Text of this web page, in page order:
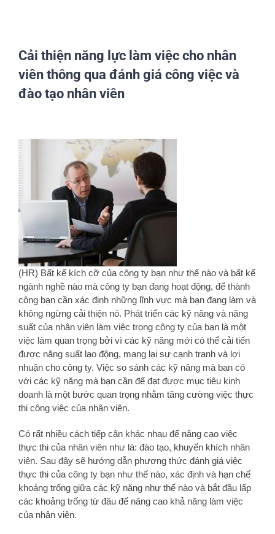
Cải thiện năng lực làm việc cho nhân
viên thông qua đánh giá công việc và
đào tạo nhân viên
Larger
Image
(HR) Bất kể kích cỡ của công ty bạn như thế nào và bất kể
ngành nghề nào mà công ty bạn đang hoạt động, để thành
công bạn cần xác định những lĩnh vực mà bạn đang làm và
không ngừng cải thiện nó. Phát triển các kỹ năng và năng
suất của nhân viên làm việc trong công ty của bạn là một
việc làm quan trọng bởi vì các kỹ năng mới có thể cải tiến
được năng suất lao động, mang lại sự cạnh tranh và lợi
nhuận cho công ty. Việc so sánh các kỹ năng mà ban có
với các kỹ năng mà bạn cần để đạt được mục tiêu kinh
doanh là một bước quan trọng nhằm tăng cường việc thực
thi công việc của nhân viên.
Có rất nhiều cách tiếp cận khác nhau để nâng cao việc
thực thi của nhân viên như là: đào tạo, khuyến khích nhân
viên. Sau đây sẽ hướng dẫn phương thức đánh giá việc
thực thi của công ty bạn như thế nào, xác định và hạn chế
khoảng trống giữa các kỹ năng như thế nào và bắt đầu lấp
các khoảng trống từ đâu để nâng cao khả năng làm việc
của nhân viên.